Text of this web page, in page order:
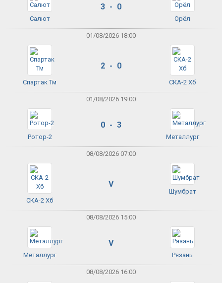
Салют
3 - 0
Орёл
01/08/2026 18:00
Спартак Тм
2 - 0
СКА-2 Хб
01/08/2026 19:00
Ротор-2
0 - 3
Металлург
08/08/2026 07:00
СКА-2 Хб
V
Шумбрат
08/08/2026 15:00
Металлург
V
Рязань
08/08/2026 16:00